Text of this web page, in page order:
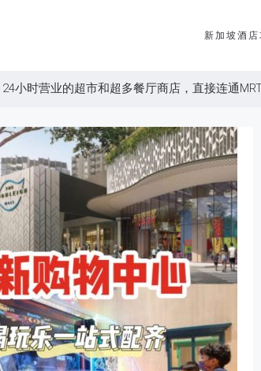
新加坡酒店
小时营业的超市和超多餐厅商店，直接连通